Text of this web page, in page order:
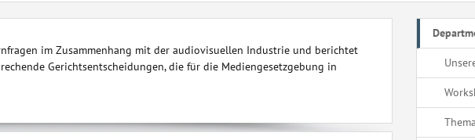
im Zusammenhang mit der audiovisuellen Industrie und berichtet
Gerichtsentscheidungen, die für die Mediengesetzgebung in